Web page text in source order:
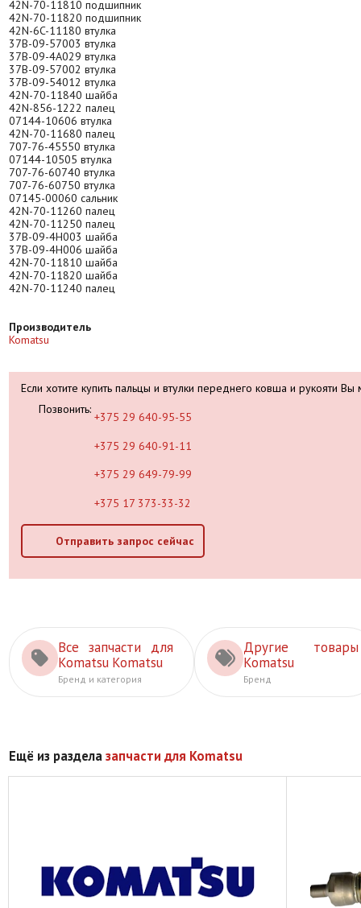
42N-70-11810 подшипник
42N-70-11820 подшипник
42N-6C-11180 втулка
37B-09-57003 втулка
37B-09-4A029 втулка
37B-09-57002 втулка
37B-09-54012 втулка
42N-70-11840 шайба
42N-856-1222 палец
07144-10606 втулка
42N-70-11680 палец
707-76-45550 втулка
07144-10505 втулка
707-76-60740 втулка
707-76-60750 втулка
07145-00060 сальник
42N-70-11260 палец
42N-70-11250 палец
37B-09-4H003 шайба
37B-09-4H006 шайба
42N-70-11810 шайба
42N-70-11820 шайба
42N-70-11240 палец
Производитель
Komatsu
Если хотите купить пальцы и втулки переднего ковша и рукояти Вы
Позвонить:
+375 29 640-95-55
+375 29 640-91-11
+375 29 649-79-99
+375 17 373-33-32
Отправить запрос сейчас
Все запчасти для
Komatsu Komatsu
Бренд и категория
Другие товары
Komatsu
Бренд
Ещё из разделазапчасти для Komatsu